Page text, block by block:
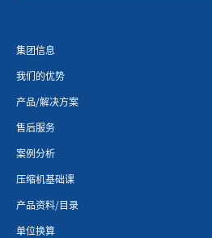
集团信息
我们的优势
产品/解决方案
售后服务
案例分析
压缩机基础课
产品资料/目录
单位换算